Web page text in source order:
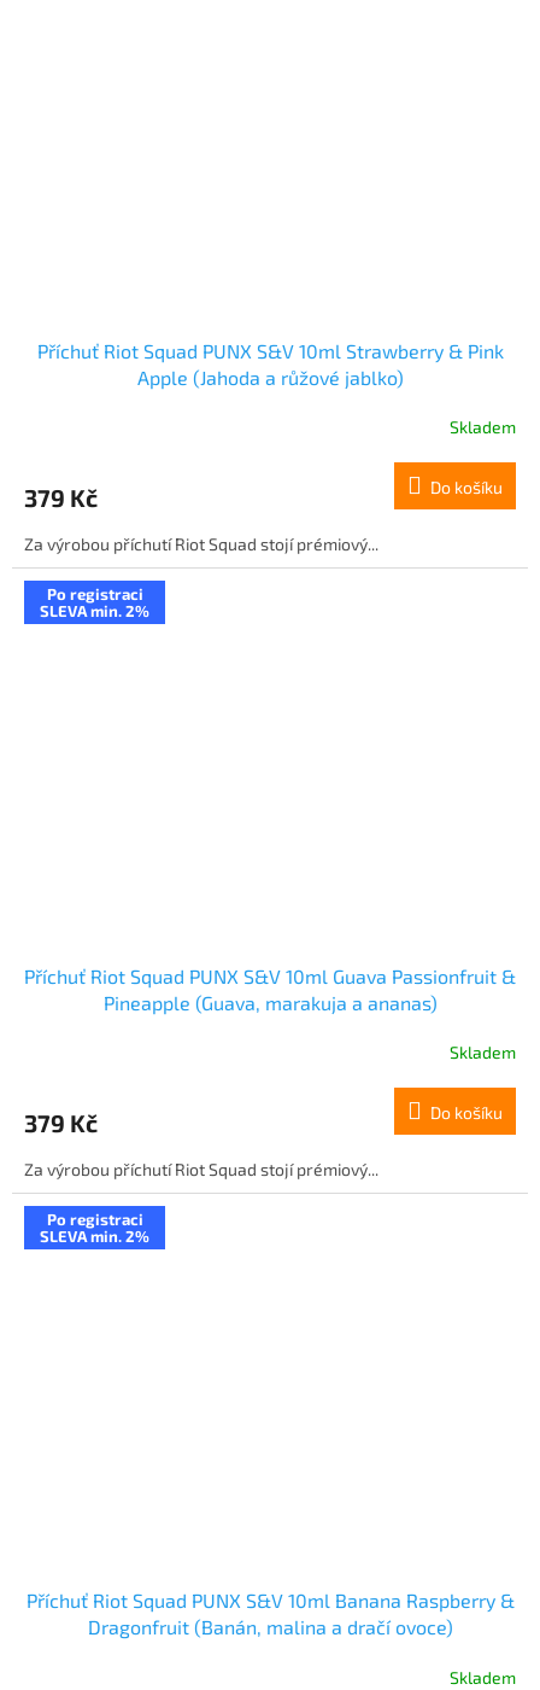
Příchuť Riot Squad PUNX S&V 10ml Strawberry & Pink
Apple (Jahoda a růžové jablko)
Skladem
379 Kč Do košíku
Za výrobou příchutí Riot Squad stojí prémiový...
Po registraci
SLEVA min. 2%
Příchuť Riot Squad PUNX S&V 10ml Guava Passionfruit &
Pineapple (Guava, marakuja a ananas)
Skladem
379 Kč Do košíku
Za výrobou příchutí Riot Squad stojí prémiový...
Po registraci
SLEVA min. 2%
Příchuť Riot Squad PUNX S&V 10ml Banana Raspberry &
Dragonfruit (Banán, malina a dračí ovoce)
Skladem